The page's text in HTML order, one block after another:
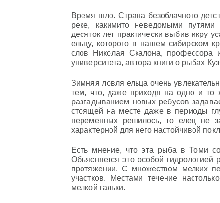
Время шло. Страна безоблачного
реке, какими­то неведомыми путями
десяток лет практически выбив икру
ельцу, которого в нашем сибирском
слов Николая Скалона, профессора
университета, автора книги о рыбах
Зимняя ловля ельца очень
тем, что, даже приходя на одно и то
разгадыванием новых ребусов
стоящей на месте даже в периоды
переменных решилось, то елец не
характерной для него настойчивой
Есть мнение, что эта рыба в Томи
Объясняется это особой
протяжении. С множеством мелких
участков. Местами течение
мелкой гальки.